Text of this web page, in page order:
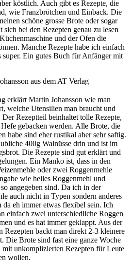
köstlich. Auch gibt es Rezepte, die
wie Franzbrötchen und Einback. Die
schöne grosse Brote oder sogar
bei den Rezepten genau zu lesen
und der Ofen die
Manche Rezepte habe ich einfach
super. Ein gutes Buch für Anfänger mit
aus dem AT Verlag
erklärt Martin Johansson wie man
welche Utensilien man braucht und
Rezeptteil beinhaltet tolle Rezepte,
gebacken werden. Alle Brote, die
habe sind eher rustikal aber sehr saftig.
400g Walnüsse drin und ist im
Die Rezepte sind gut erklärt und
Ein Manko ist, dass in den
oder zwei Roggenmehle
wie helles Roggenmehl und
angegeben sind. Da ich in der
auch nicht in Typen sondern anderes
da eh immer etwas flexibel sein. Ich
einfach zwei unterschiedliche Roggen
und es hat immer geklappt. Aus der
Rezepten backt man direkt 2-3 kleinere
Die Brote sind fast eine ganze Woche
unkomplizierten Rezepten für Leute
wollen.